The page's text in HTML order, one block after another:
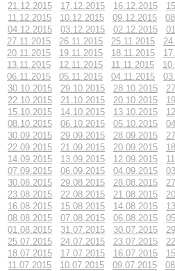
21.12.2015 17.12.2015 16.12.2015
11.12.2015 10.12.2015 09.12.2015
04.12.2015 03.12.2015 02.12.2015
27.11.2015 26.11.2015 25.11.2015
20.11.2015 19.11.2015 18.11.2015
13.11.2015 12.11.2015 11.11.2015
06.11.2015 05.11.2015 04.11.2015
30.10.2015 29.10.2015 28.10.2015
22.10.2015 21.10.2015 20.10.2015
15.10.2015 14.10.2015 13.10.2015
08.10.2015 06.10.2015 05.10.2015
30.09.2015 29.09.2015 28.09.2015
22.09.2015 21.09.2015 20.09.2015
14.09.2015 13.09.2015 12.09.2015
07.09.2015 06.09.2015 04.09.2015
30.08.2015 29.08.2015 28.08.2015
23.08.2015 22.08.2015 21.08.2015
16.08.2015 15.08.2015 14.08.2015
08.08.2015 07.08.2015 06.08.2015
01.08.2015 31.07.2015 30.07.2015
25.07.2015 24.07.2015 23.07.2015
18.07.2015 17.07.2015 16.07.2015
11.07.2015 10.07.2015 09.07.2015